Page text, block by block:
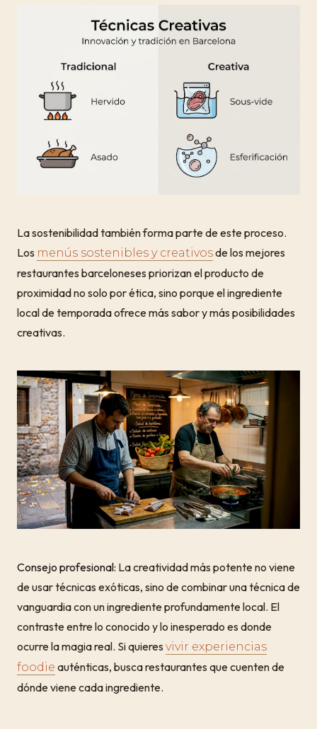
La sostenibilidad también forma parte de este proceso.
Los menús sostenibles y creativosde los mejores
restaurantes barceloneses priorizan el producto de
proximidad no solo por ética, sino porque el ingrediente
local de temporada ofrece más sabor y más posibilidades
creativas.
Consejo profesional: La creatividad más potente no viene
de usar técnicas exóticas, sino de combinar una técnica de
vanguardia con un ingrediente profundamente local. El
contraste entre lo conocido y lo inesperado es donde
ocurre la magia real. Si quieres vivir experiencias
foodie auténticas, busca restaurantes que cuenten de
dónde viene cada ingrediente.